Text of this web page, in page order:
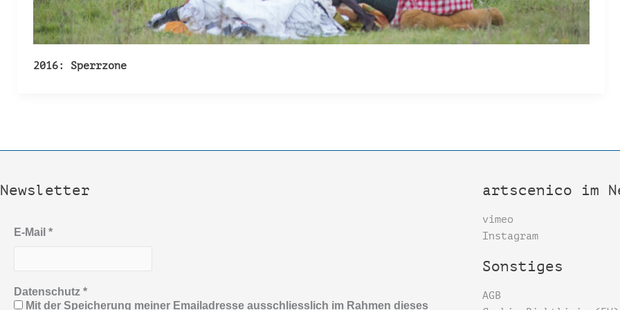
2016: Sperrzone
Newsletter
E-Mail *
Datenschutz *
Mit der Speicherung meiner Emailadresse ausschliesslich im Rahmen dieses
artscenico im
vimeo
Instagram
Sonstiges
AGB